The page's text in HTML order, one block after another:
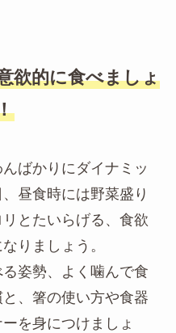
欲的に食べましょ
ばかりにダイナミッ
昼食時には野菜盛り
とたいらげる、食欲
りましょう。
姿勢、よく噛んで食
、箸の使い方や食器
を身につけましょ